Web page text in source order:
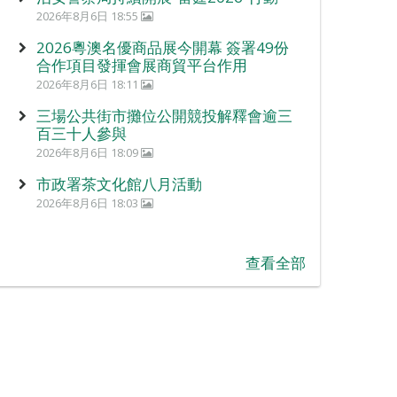
2026年8月6日 18:55
2026粵澳名優商品展今開幕 簽署49份
合作項目發揮會展商貿平台作用
2026年8月6日 18:11
三場公共街市攤位公開競投解釋會逾三
百三十人參與
2026年8月6日 18:09
市政署茶文化館八月活動
2026年8月6日 18:03
查看全部